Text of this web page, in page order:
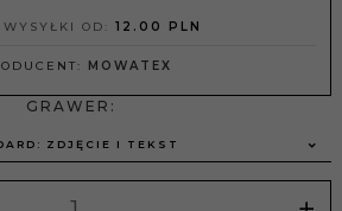
WYSYŁKI OD: 12.00 PLN
MOWATEX
GRAWER:
ZDJĘCIE I TEKST